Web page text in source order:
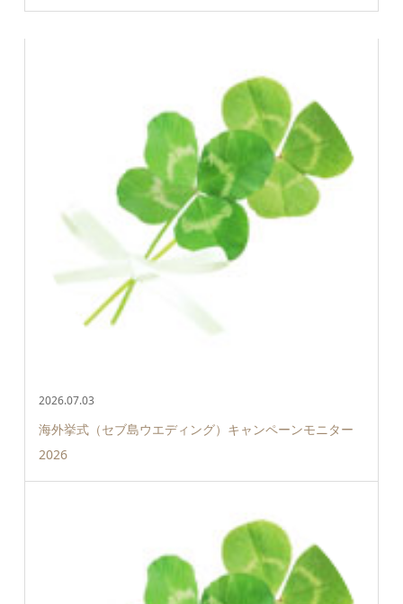
2026.07.03
海外挙式（セブ島ウエディング）キャンペーンモニター
2026